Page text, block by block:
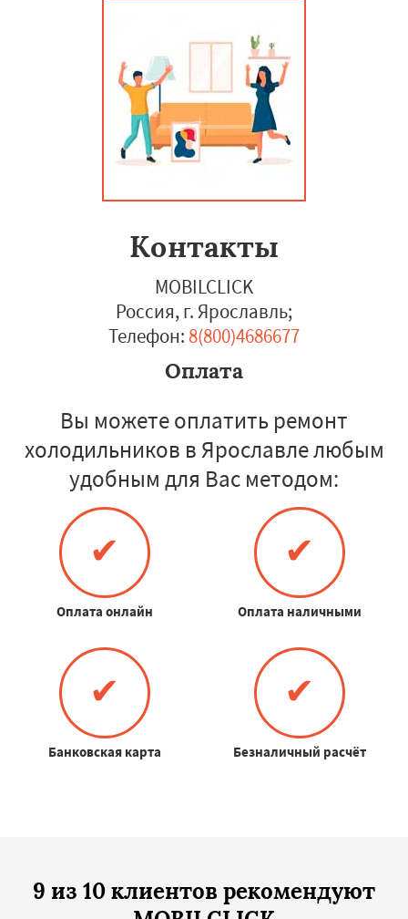
Контакты
MOBILCLICK
Россия, г. Ярославль;
Телефон: 8(800)4686677
Оплата
Вы можете оплатить ремонт
холодильников в Ярославле любым
удобным для Вас методом:
✔
Оплата онлайн
✔
Оплата наличными
✔
Банковская карта
✔
Безналичный расчёт
9 из 10 клиентов рекомендуют